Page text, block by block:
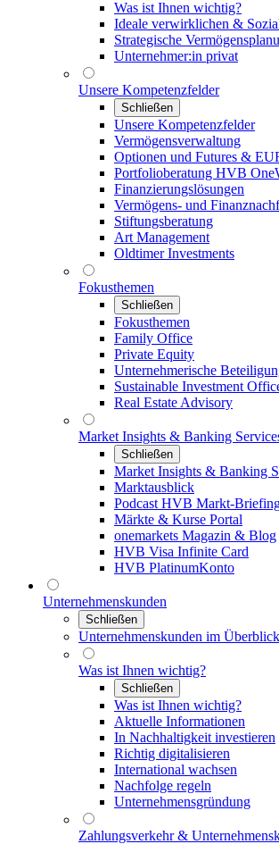
Was ist Ihnen wichtig?
Ideale verwirklichen &
Strategische
Unternehmer:in privat
Unsere Kompetenzfelder
Schließen
Unsere Kompetenzfelder
Vermögensverwaltung
Optionen und Futures &
Portfolioberatung HVB
Finanzierungslösungen
Vermögens- und
Stiftungsberatung
Art Management
Oldtimer Investments
Fokusthemen
Schließen
Fokusthemen
Family Office
Private Equity
Unternehmerische
Sustainable Investment
Real Estate Advisory
Market Insights & Banking
Schließen
Market Insights & Banking
Marktausblick
Podcast HVB Markt-
Märkte & Kurse Portal
onemarkets Magazin & Blog
HVB Visa Infinite Card
HVB PlatinumKonto
Unternehmenskunden
Schließen
Unternehmenskunden im Überblick
Was ist Ihnen wichtig?
Schließen
Was ist Ihnen wichtig?
Aktuelle Informationen
In Nachhaltigkeit investieren
Richtig digitalisieren
International wachsen
Nachfolge regeln
Unternehmensgründung
Zahlungsverkehr &